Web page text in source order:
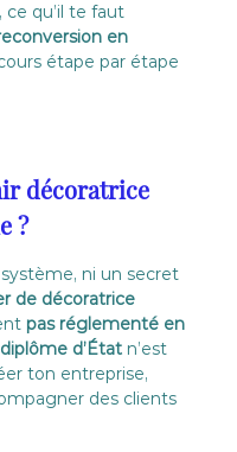
, ce qu’il te faut
en
étape par étape
décoratrice
?
ni un secret
de décoratrice
pas réglementé en
diplôme d’État n’est
ton entreprise,
des clients